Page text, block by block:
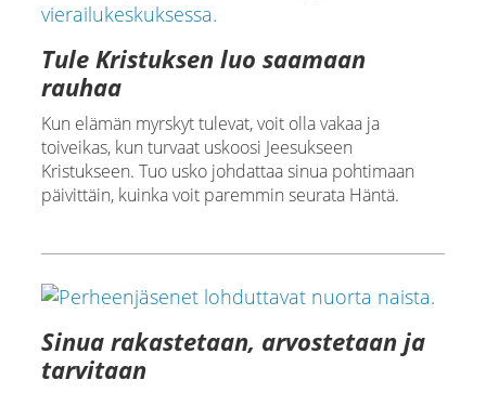
Tule Kristuksen luo saamaan
rauhaa
Kun elämän myrskyt tulevat, voit olla vakaa ja
toiveikas, kun turvaat uskoosi Jeesukseen
Kristukseen. Tuo usko johdattaa sinua pohtimaan
päivittäin, kuinka voit paremmin seurata Häntä.
Sinua rakastetaan, arvostetaan ja
tarvitaan